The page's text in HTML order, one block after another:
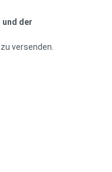
und der
versenden.